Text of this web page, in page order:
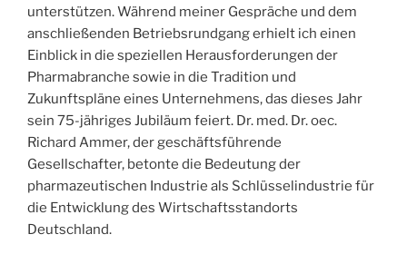
unterstützen. Während meiner Gespräche und dem
anschließenden Betriebsrundgang erhielt ich einen
Einblick in die speziellen Herausforderungen der
Pharmabranche sowie in die Tradition und
Zukunftspläne eines Unternehmens, das dieses Jahr
sein 75-jähriges Jubiläum feiert. Dr. med. Dr. oec.
Richard Ammer, der geschäftsführende
Gesellschafter, betonte die Bedeutung der
pharmazeutischen Industrie als Schlüsselindustrie für
die Entwicklung des Wirtschaftsstandorts
Deutschland.